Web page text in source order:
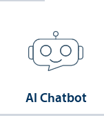
AI Chatbot